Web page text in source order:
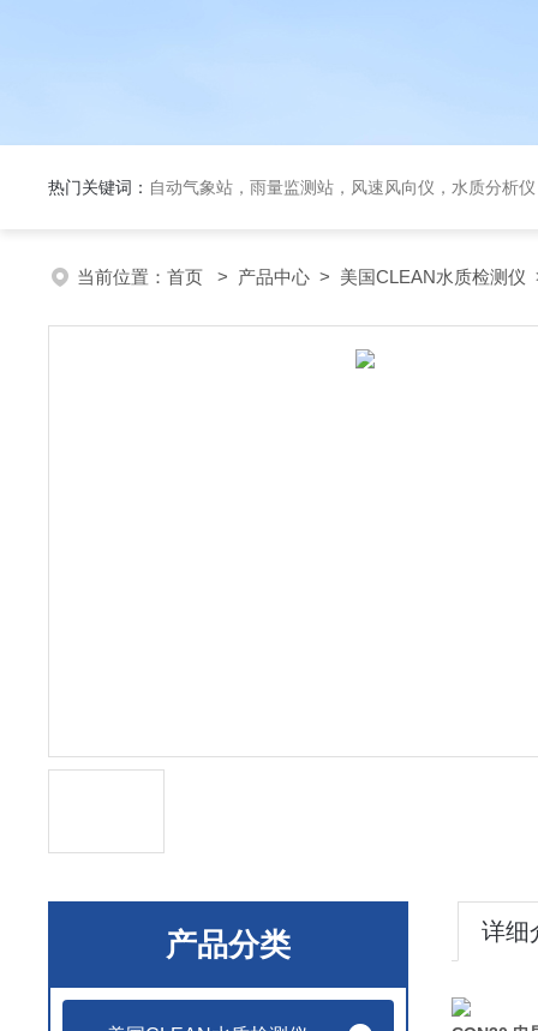
热门关键词： 自动气象站，雨量监测站，风速风向仪，水质分析
当前位置： 首页 > 产品中心 > 美国CLEAN水质检测仪
产品分类 详细